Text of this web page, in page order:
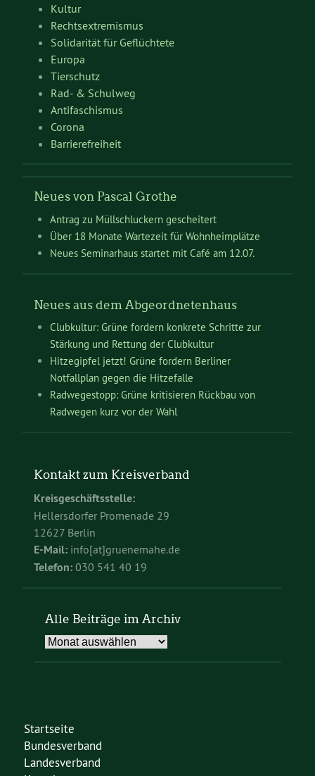
Kultur
Rechtsextremismus
Solidarität für Geflüchtete
Europa
Tierschutz
Rad- & Schulweg
Antifaschismus
Corona
Barrierefreiheit
Neues von Pascal Grothe
Antrag zu Müllschluckern gescheitert
Über 18 Monate Wartezeit für Wohnheimplätze
Neues Seminarhaus startet mit Café am 12.07.
Neues aus dem Abgeordnetenhaus
Clubkultur: Grüne fordern konkrete Schritte zur
Stärkung und Rettung der Clubkultur
Hitzegipfel jetzt! Grüne fordern Berliner
Notfallplan gegen die Hitzefalle
Radwegestopp: Grüne kritisieren Rückbau von
Radwegen kurz vor der Wahl
Kontakt zum Kreisverband
Kreisgeschäftsstelle:
Hellersdorfer Promenade 29
12627 Berlin
E-Mail: info[at]gruenemahe.de
Telefon: 030 541 40 19
Alle Beiträge im Archiv
Alle
Startseite
Bundesverband
Landesverband